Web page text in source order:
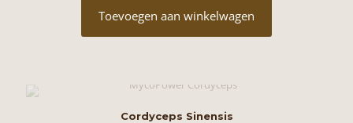
Toevoegen aan winkelwagen
Cordyceps Sinensis